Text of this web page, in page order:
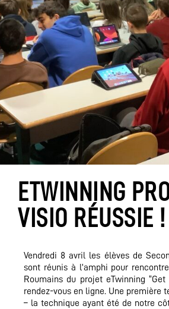
ETWINNING
VISIO RÉUSSIE !
Vendredi 8 avril les élèves de
sont réunis à l’amphi pour
Roumains du projet eTwinning “Get
rendez-vous en ligne. Une première
– la technique ayant été de notre